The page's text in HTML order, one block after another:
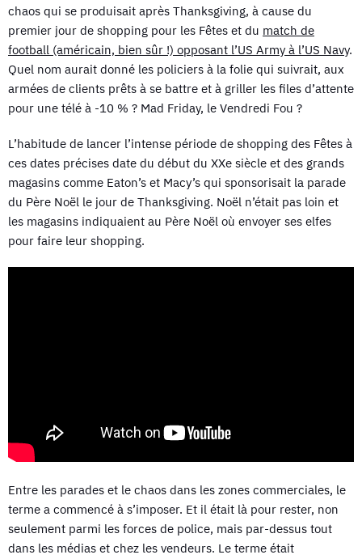
chaos qui se produisait après Thanksgiving, à cause du
premier jour de shopping pour les Fêtes et du match de
football (américain, bien sûr !) opposant l’US Army à l’US Navy.
Quel nom aurait donné les policiers à la folie qui suivrait, aux
armées de clients prêts à se battre et à griller les files d’attente
pour une télé à -10 % ? Mad Friday, le Vendredi Fou ?
L’habitude de lancer l’intense période de shopping des Fêtes à
ces dates précises date du début du XXe siècle et des grands
magasins comme Eaton’s et Macy’s qui sponsorisait la parade
du Père Noël le jour de Thanksgiving. Noël n’était pas loin et
les magasins indiquaient au Père Noël où envoyer ses elfes
pour faire leur shopping.
Entre les parades et le chaos dans les zones commerciales, le
terme a commencé à s’imposer. Et il était là pour rester, non
seulement parmi les forces de police, mais par-dessus tout
dans les médias et chez les vendeurs. Le terme était